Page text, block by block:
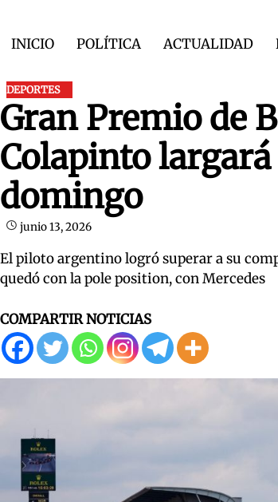
content
INICIO POLÍTICA ACTUALIDAD
DEPORTES
Gran Premio de
Colapinto largará
domingo
junio 13, 2026
El piloto argentino logró superar a su
quedó con la pole position, con Mercedes
COMPARTIR NOTICIAS